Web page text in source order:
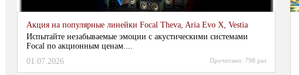
Акция на популярные линейки Focal Theva, Aria Evo X, Vestia
Испытайте незабываемые эмоции с акустическими системами
Focal по акционным ценам....
01.07.2026
Прочитано: 798 раз